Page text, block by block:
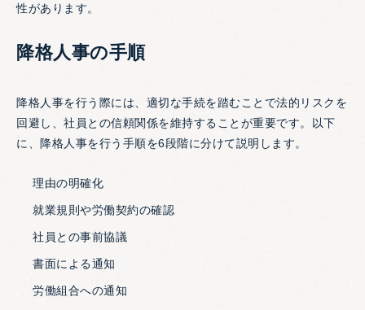
性があります。
降格人事の手順
降格人事を行う際には、適切な手続を踏むことで法的リスクを
回避し、社員との信頼関係を維持することが重要です。以下
に、降格人事を行う手順を6段階に分けて説明します。
理由の明確化
就業規則や労働契約の確認
社員との事前協議
書面による通知
労働組合への通知